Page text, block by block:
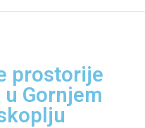
prostorije
Gornjem